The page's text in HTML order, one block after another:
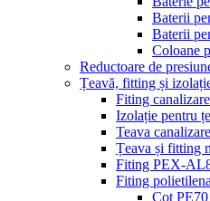
Baterii
Baterii
Coloane
Reductoare de
Țeavă, fitting și
Fiting canalizare
Izolație pentru
Teava canalizare
Țeava și fitting
Fiting PEX-AL
Fiting polietilena
Cot PE